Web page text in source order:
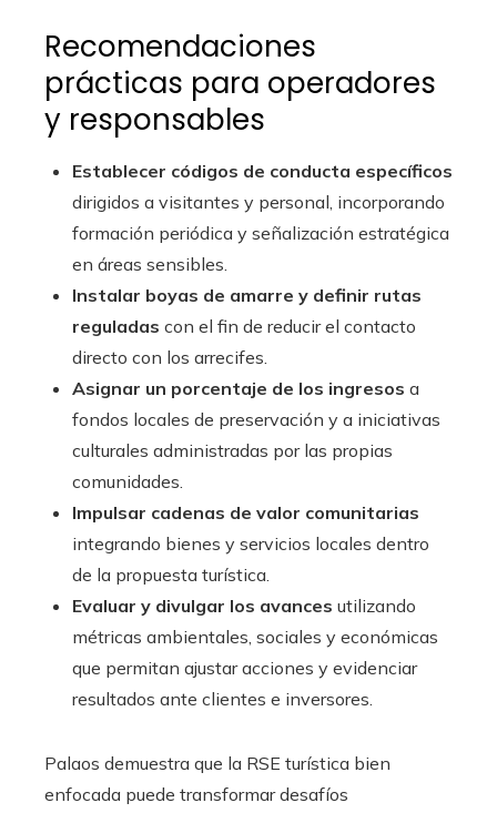
Recomendaciones
prácticas para operadores
y responsables
Establecer códigos de conducta específicos
dirigidos a visitantes y personal, incorporando
formación periódica y señalización estratégica
en áreas sensibles.
Instalar boyas de amarre y definir rutas
reguladas con el fin de reducir el contacto
directo con los arrecifes.
Asignar un porcentaje de los ingresos a
fondos locales de preservación y a iniciativas
culturales administradas por las propias
comunidades.
Impulsar cadenas de valor comunitarias
integrando bienes y servicios locales dentro
de la propuesta turística.
Evaluar y divulgar los avances utilizando
métricas ambientales, sociales y económicas
que permitan ajustar acciones y evidenciar
resultados ante clientes e inversores.
Palaos demuestra que la RSE turística bien
enfocada puede transformar desafíos